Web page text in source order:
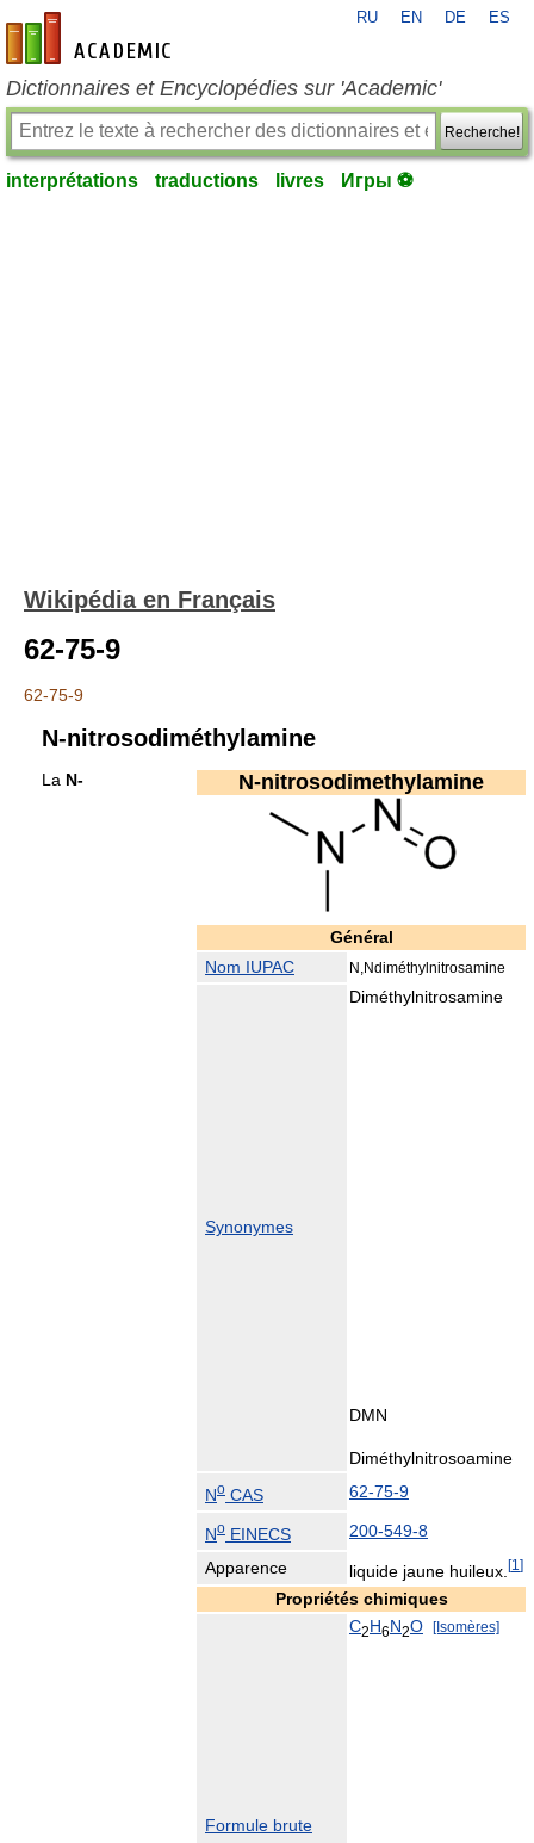
fr-academic.com
RU EN DE ES
Dictionnaires et Encyclopédies sur 'Academic'
Recherche!
interprétations traductions livres Игры ⚽
Wikipédia en Français
62-75-9
62-75-9
N-nitrosodiméthylamine
N-nitrosodimethylamine
Général
Nom IUPAC
N,Ndiméthylnitrosamine
Synonymes
Diméthylnitrosamine
DMN
Diméthylnitrosoamine
No CAS 62-75-9
No EINECS
200-549-8
Apparence
liquide jaune huileux. [1 ]
Propriétés chimiques
Formule brute
C2H6N2O [Isomères]
La N-